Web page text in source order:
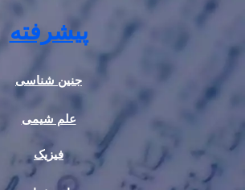
پیشرفته
جنین شناسی
علم شیمی
فیزیک